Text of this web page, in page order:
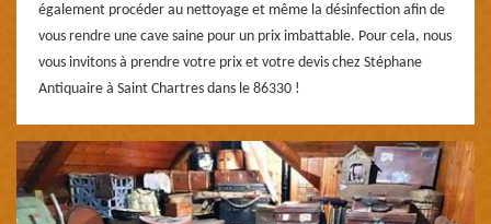
également procéder au nettoyage et même la désinfection afin de
vous rendre une cave saine pour un prix imbattable. Pour cela, nous
vous invitons à prendre votre prix et votre devis chez Stéphane
Antiquaire à Saint Chartres dans le 86330 !